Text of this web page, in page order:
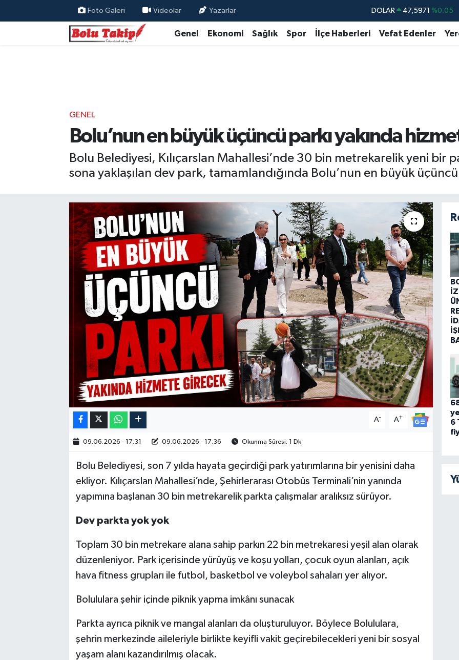
Foto Galeri Videolar Yazarlar DOLAR 47,5971 %0.05
EURO 55,1336 %0.18
Genel Ekonomi Sağlık Spor İlçe Haberleri Vefat Edenler
GENEL
Bolu’nun en büyük üçüncü parkı yakında
Bolu Belediyesi, Kılıçarslan Mahallesi’nde 30 bin metrekarelik yeni bir
sona yaklaşılan dev park, tamamlandığında Bolu’nun en büyük
A- A+
09.06.2026 - 17:31 09.06.2026 - 17:36 Okunma Süresi: 1 Dk
Bolu Belediyesi, son 7 yılda hayata geçirdiği park yatırımlarına bir yenisini daha
ekliyor. Kılıçarslan Mahallesi’nde, Şehirlerarası Otobüs Terminali’nin yanında
yapımına başlanan 30 bin metrekarelik parkta çalışmalar aralıksız sürüyor.
Dev parkta yok yok
Toplam 30 bin metrekare alana sahip parkın 22 bin metrekaresi yeşil alan olarak
düzenleniyor. Park içerisinde yürüyüş ve koşu yolları, çocuk oyun alanları, açık
hava fitness grupları ile futbol, basketbol ve voleybol sahaları yer alıyor.
Bolululara şehir içinde piknik yapma imkânı sunacak
Parkta ayrıca piknik ve mangal alanları da oluşturuluyor. Böylece Bolululara,
şehrin merkezinde aileleriyle birlikte keyifli vakit geçirebilecekleri yeni bir sosyal
yaşam alanı kazandırılmış olacak.
6